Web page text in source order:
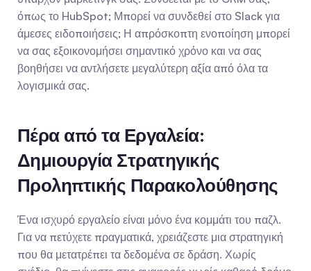
όπως το HubSpot; Μπορεί να συνδεθεί στο Slack για
άμεσες ειδοποιήσεις; Η απρόσκοπτη ενοποίηση μπορεί
να σας εξοικονομήσει σημαντικό χρόνο και να σας
βοηθήσει να αντλήσετε μεγαλύτερη αξία από όλα τα
λογισμικά σας.
Πέρα από τα Εργαλεία:
Δημιουργία Στρατηγικής
Προληπτικής Παρακολούθησης
Ένα ισχυρό εργαλείο είναι μόνο ένα κομμάτι του παζλ.
Για να πετύχετε πραγματικά, χρειάζεστε μια στρατηγική
που θα μετατρέπει τα δεδομένα σε δράση. Χωρίς